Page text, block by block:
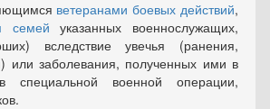
ветеранами боевых действий,
семей указанных военнослужащих,
вследствие увечья (ранения,
или заболевания, полученных ими в
специальной военной операции,